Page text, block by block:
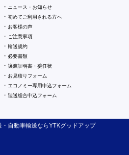
・
ニュース・お知らせ
・ 初めてご利用される方へ
・ お客様の声
・ ご注意事項
・ 輸送規約
・ 必要書類
・ 譲渡証明書・委任状
・ お見積りフォーム
・ エコノミー専用申込フォーム
・ 陸送総合申込フォーム
・自動車輸送ならYTKグッドアップ